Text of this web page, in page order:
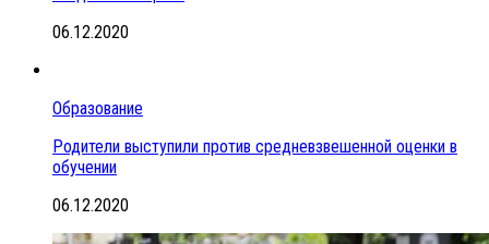
06.12.2020
Образование
Родители выступили против средневзвешенной оценки в
обучении
06.12.2020